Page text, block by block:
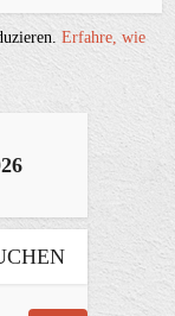
Erfahre, wie